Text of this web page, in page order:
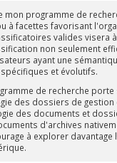
mon programme de
à facettes favorisant
valides visera
non seulement
ayant une
et évolutifs.
de recherche porte
des dossiers de gestion
des documents et
d'archives
à explorer